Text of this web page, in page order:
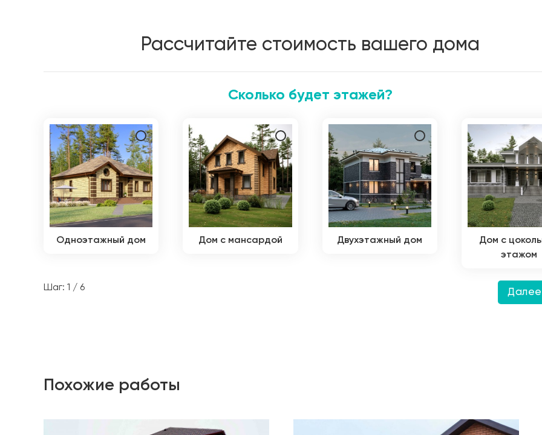
Рассчитайте стоимость вашего дома
Сколько будет этажей?
Одноэтажный дом Дом с мансардой Двухэтажный дом
Дом с
этажом
Шаг: 1 / 6 Далее
Похожие работы